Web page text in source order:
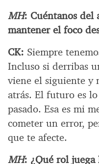
MH: Cuéntanos del
mantener el foco
CK: Siempre
Incluso si derribas
viene el siguiente y
atrás. El futuro es
pasado. Esa es mi
cometer un error,
que te afecte.
MH: ¿Qué rol